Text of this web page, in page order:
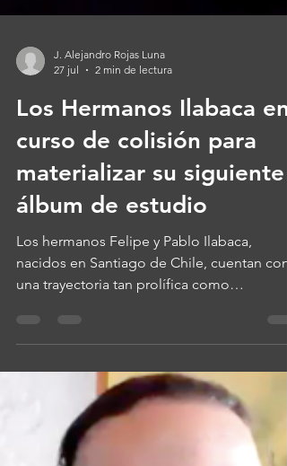
J. Alejandro Rojas Luna
27 jul
2 min de lectura
Los Hermanos Ilabaca en
curso de colisión para
materializar su siguiente
Los hermanos Felipe y Pablo Ilabaca,
nacidos en Santiago de Chile, cuentan con
una trayectoria tan prolífica como
interesante dada la amplia gama de
géneros, corrientes y estilos que su música